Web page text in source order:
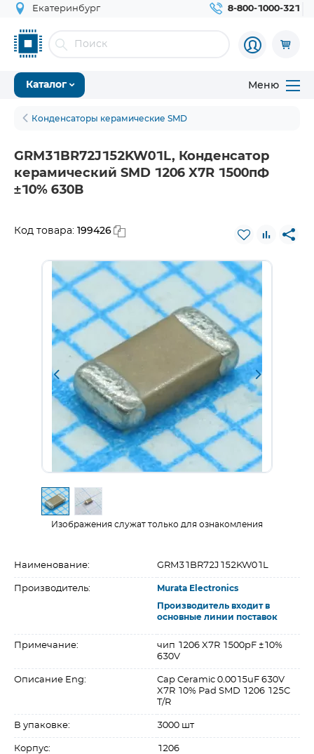
Екатеринбург 8-800-1000-321
Каталог Меню
Конденсаторы керамические SMD
GRM31BR72J152KW01L, Конденсатор
керамический SMD 1206 X7R 1500пФ
±10% 630В
Код товара: 199426
Изображения служат только для ознакомления
Наименование: GRM31BR72J152KW01L
Производитель: Murata Electronics
Производитель входит в
основные линии поставок
Примечание:
чип 1206 X7R 1500pF ±10%
630V
Описание Eng:
Cap Ceramic 0.0015uF 630V
X7R 10% Pad SMD 1206 125C
T/R
В упаковке: 3000 шт
Корпус: 1206